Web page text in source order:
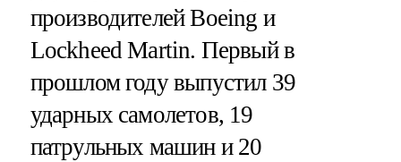
производителей Boeing и
Lockheed Martin. Первый в
прошлом году выпустил 39
ударных самолетов, 19
патрульных машин и 20